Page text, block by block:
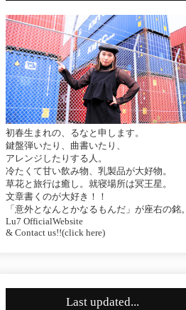
初春生まれの、るなと申します。
鍵盤弾いたり、曲書いたり、
アレンジしたりする人。
冷たくて甘い飲み物、乳製品が大好物。
草花と旅行は癒し。就寝場所は冥王星。
文章書くのが大好き！！
「意外となんとかなるもんだ」が座右の銘。
Lu7 OfficialWebsite
& Contact us!!(click here)
Last updated...